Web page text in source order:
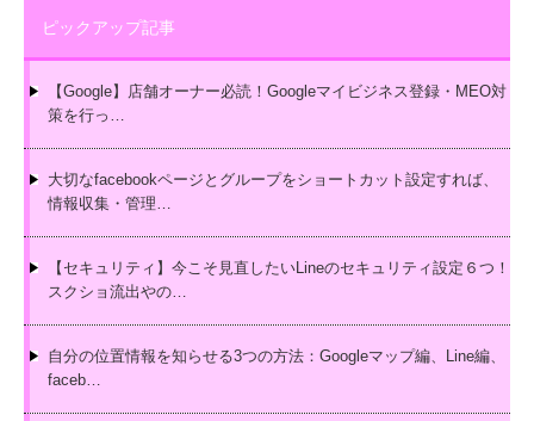
ピックアップ記事
【Google】店舗オーナー必読！Googleマイビジネス登録・MEO対
策を行っ…
大切なfacebookページとグループをショートカット設定すれば、
情報収集・管理…
【セキュリティ】今こそ見直したいLineのセキュリティ設定６つ！
スクショ流出やの…
自分の位置情報を知らせる3つの方法：Googleマップ編、Line編、
faceb…